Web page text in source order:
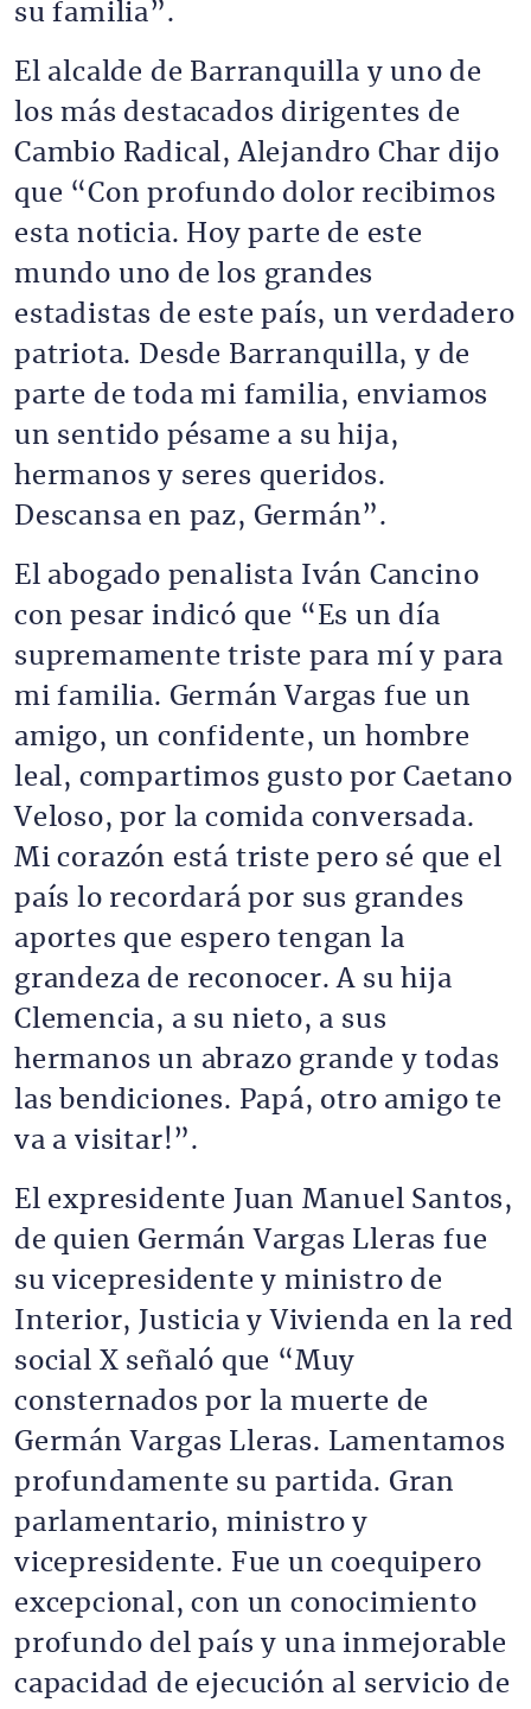
su familia”.
El alcalde de Barranquilla y uno de
los más destacados dirigentes de
Cambio Radical, Alejandro Char dijo
que “Con profundo dolor recibimos
esta noticia. Hoy parte de este
mundo uno de los grandes
estadistas de este país, un verdadero
patriota. Desde Barranquilla, y de
parte de toda mi familia, enviamos
un sentido pésame a su hija,
hermanos y seres queridos.
Descansa en paz, Germán”.
El abogado penalista Iván Cancino
con pesar indicó que “Es un día
supremamente triste para mí y para
mi familia. Germán Vargas fue un
amigo, un confidente, un hombre
leal, compartimos gusto por Caetano
Veloso, por la comida conversada.
Mi corazón está triste pero sé que el
país lo recordará por sus grandes
aportes que espero tengan la
grandeza de reconocer. A su hija
Clemencia, a su nieto, a sus
hermanos un abrazo grande y todas
las bendiciones. Papá, otro amigo te
va a visitar!”.
El expresidente Juan Manuel Santos,
de quien Germán Vargas Lleras fue
su vicepresidente y ministro de
Interior, Justicia y Vivienda en la red
social X señaló que “Muy
consternados por la muerte de
Germán Vargas Lleras. Lamentamos
profundamente su partida. Gran
parlamentario, ministro y
vicepresidente. Fue un coequipero
excepcional, con un conocimiento
profundo del país y una inmejorable
capacidad de ejecución al servicio de